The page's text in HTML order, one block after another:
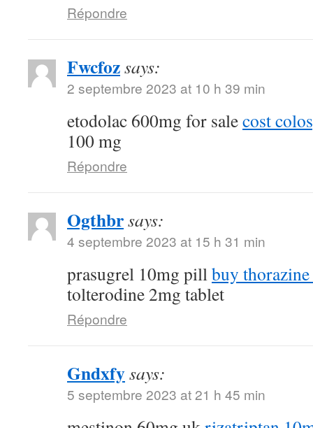
Répondre
Fwcfozsays:
2 septembre 2023 at 10 h 39 min
etodolac 600mg for salecost
100 mg
Répondre
Ogthbrsays:
4 septembre 2023 at 15 h 31 min
prasugrel 10mg pillbuy
tolterodine 2mg tablet
Répondre
Gndxfysays:
5 septembre 2023 at 21 h 45 min